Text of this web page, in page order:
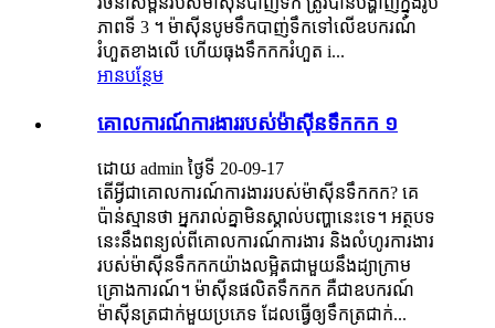
ភាពទី 3 ។ ម៉ាស៊ីនបូមទឹកបាញ់ទឹកទៅលើឧបករណ៍
រំហួតខាងលើ ហើយធុងទឹកកករំហួត i...
អានបន្ថែម
គោលការណ៍ការងាររបស់ម៉ាស៊ីនទឹកកក ១
ដោយ admin ថ្ងៃទី 20-09-17
តើអ្វីជាគោលការណ៍ការងាររបស់ម៉ាស៊ីនទឹកកក? គេ​
ប៉ាន់​ស្មាន​ថា អ្នក​រាល់​គ្នា​មិន​ស្គាល់​បញ្ហា​នេះ​ទេ។ អត្ថបទ
នេះនឹងពន្យល់ពីគោលការណ៍ការងារ និងលំហូរការងារ
របស់ម៉ាស៊ីនទឹកកកយ៉ាងលម្អិតជាមួយនឹងដ្យាក្រាម
គ្រោងការណ៍។ ម៉ាស៊ីនផលិតទឹកកក គឺជាឧបករណ៍
ម៉ាស៊ីនត្រជាក់មួយប្រភេទ ដែលធ្វើឲ្យទឹកត្រជាក់...